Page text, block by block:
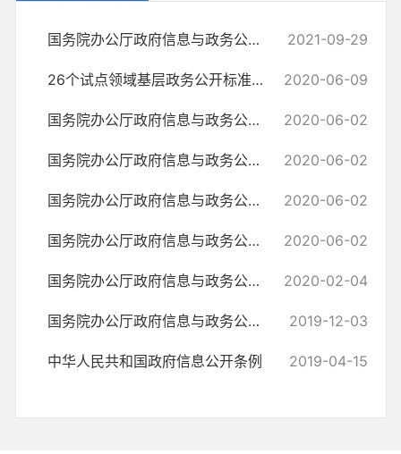
国务院办公厅政府信息与政务公开办公室关于印发《中华人民共和国政府信... 2021-09-29
26个试点领域基层政务公开标准目录汇编 2020-06-09
国务院办公厅政府信息与政务公开办公室关于政府信息公开处理决定送达问... 2020-06-02
国务院办公厅政府信息与政务公开办公室关于机构改革后政府信息公开申请... 2020-06-02
国务院办公厅政府信息与政务公开办公室关于政府信息公开申请接收渠道问... 2020-06-02
国务院办公厅政府信息与政务公开办公室关于明确政府信息公开与业务查询... 2020-06-02
国务院办公厅政府信息与政务公开办公室关于转发《江苏省政府信息公开申... 2020-02-04
国务院办公厅政府信息与政务公开办公室关于规范政府信息公开平台有关事... 2019-12-03
中华人民共和国政府信息公开条例 2019-04-15